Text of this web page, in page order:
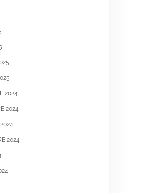
2024
2024
2024